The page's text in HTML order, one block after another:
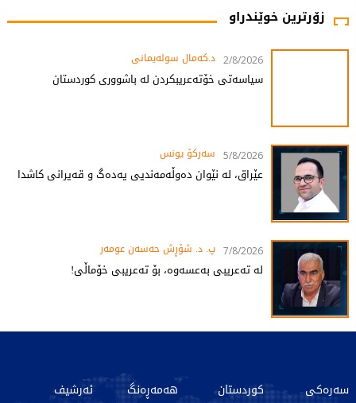
زۆرترین خوێندراو
2/8/2026 د.کەمال سولەیمانی
سیاسەتی خۆتەعریبکردن لە باشووری کوردستان
5/8/2026 سەرکۆ یونس
عێراق، لە نێوان دەوڵەمەندیی یەدەگ و قەیرانی کاشدا
7/8/2026 پ. د. شۆڕش حەسەن عومەر
لە تەعریبی بەعسەوە، بۆ تەعریبی خۆماڵی!
سەرەکی
کوردستان
هەمەڕەنگ
ئەرشیف